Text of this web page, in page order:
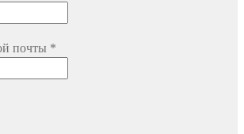
почты *